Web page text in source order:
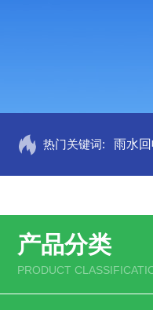
热门关键词: 雨水
产品分类
PRODUCT